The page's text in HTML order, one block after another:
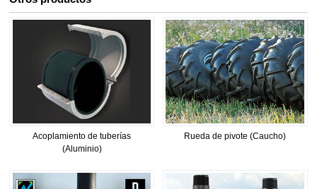
Acoplamiento de tuberías
(Aluminio)
Rueda de pivote (Caucho)